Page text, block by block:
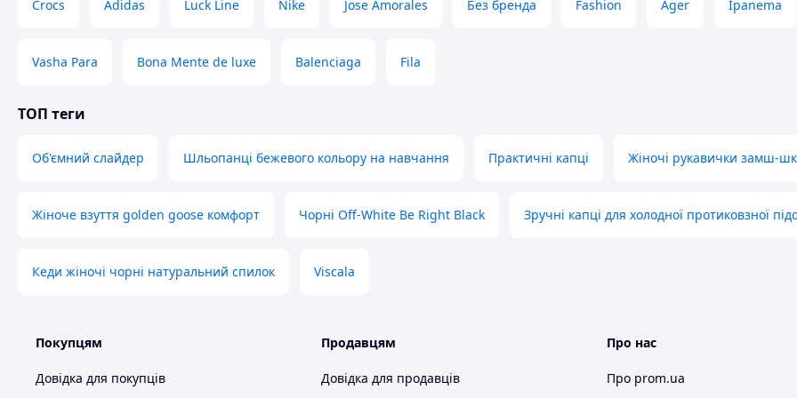
напишіть.
Відповідь через e-mail може прийти через кілька годин. Ви задали питання, але в
перебігу 4-5 годин не отримали відповідь? Перевірте в своєму поштовому клієнті
При замовленні потрібно вказати:
Код / артикул товару.
Необхідний розмір.
Номер відділення для Нової Пошти або індекс для Укрпошти.
=== Оплата. ===
1.ПРОМоплата, детальніше ==>.
Для будь-якого обраного Вами перевізника - 100% передоплата. Ви сплачуєте,
тільки, вартість лота на карту Приватбанку, я висилаю Вам посилку. При
отриманні ви оплачуєте тільки за послуги перевізника.
Crocs Adidas Luck Line Nike Jose Amorales Без бренда Fashion Ager Ipanema
Vasha Para Bona Mente de luxe Balenciaga Fila
ТОП теги
Об'ємний слайдер Шльопанці бежевого кольору на навчання Практичні капці Жіночі рукавички замш-
Жіноче взуття golden goose комфорт Чорні Off-White Be Right Black Зручні капці для холодної протиковзної
Кеди жіночі чорні натуральний спилок Viscala
Покупцям
Довідка для покупців
Продавцям
Довідка для продавців
Про нас
Про prom.ua